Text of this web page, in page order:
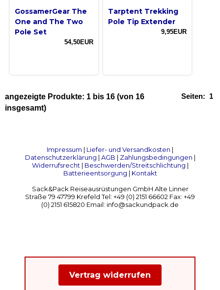
GossamerGear The
One and The Two
Pole Set
54,50EUR
Tarptent Trekking
Pole Tip Extender
9,95EUR
Seiten: 1
angezeigte Produkte: 1 bis 16 (von 16
insgesamt)
Impressum | Liefer- und Versandkosten |
Datenschutzerklärung | AGB | Zahlungsbedingungen |
Widerrufsrecht| Beschwerden/Streitschlichtung |
Batterieentsorgung | Kontakt
Sack&Pack Reiseausrüstungen GmbH Alte Linner
Straße 79 47799 Krefeld Tel: +49 (0) 2151 66602 Fax: +49
(0) 2151 615820 Email: info@sackundpack.de
Vertrag widerrufen